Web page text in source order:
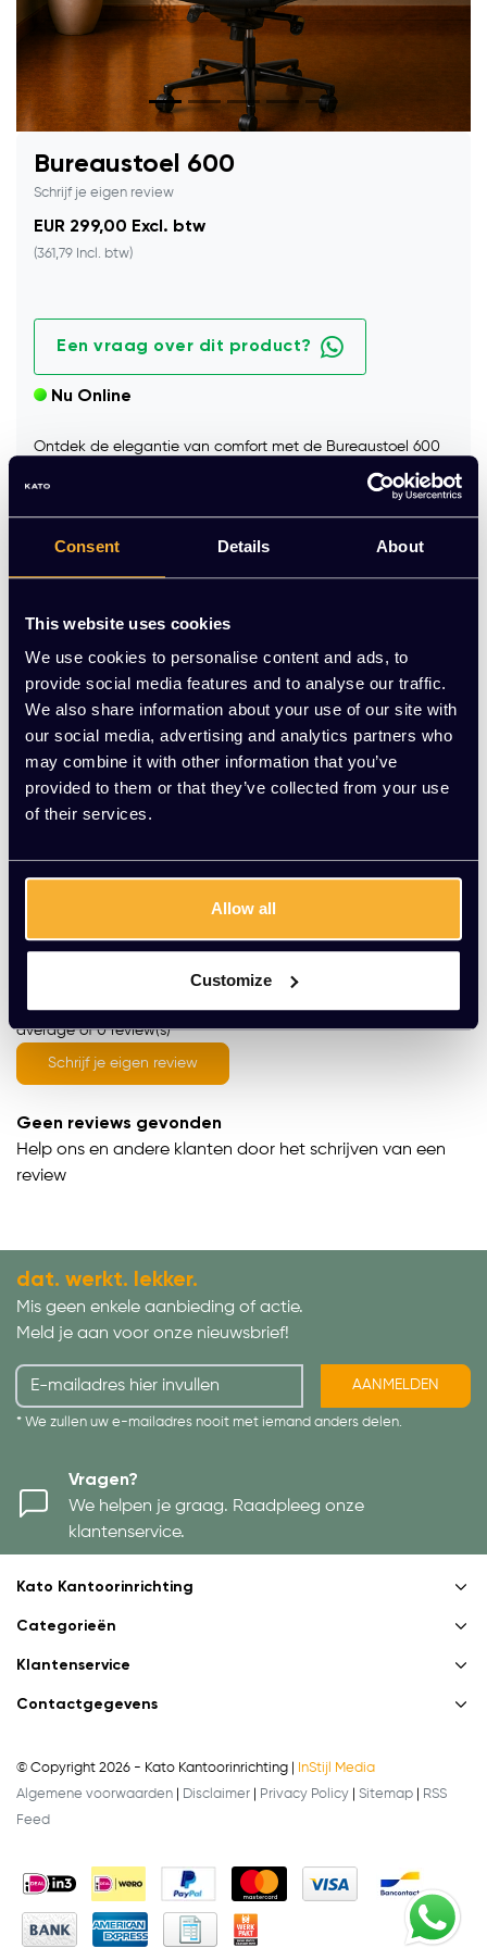
Consent Details About
This website uses cookies
We use cookies to personalise content and ads, to
provide social media features and to analyse our traffic.
We also share information about your use of our site with
our social media, advertising and analytics partners who
may combine it with other information that you’ve
provided to them or that they’ve collected from your use
of their services.
Allow all
Customize
Bureaustoel 600
Schrijf je eigen review
EUR 299,00 Excl. btw
(361,79 Incl. btw)
Een vraag over dit product?
Nu Online
Ontdek de elegantie van comfort met de Bureaustoel 600
in klassiek zwart kunstleder, die elegantie combineert met
functionaliteit. Deze stoel is speciaal ontworpen om jouw
werkruimte te transformeren in een oase van comfort en stijl.
Op voorraad
Vraag jouw persoonlijke aanbieding aan
Gratis montage
Meer dan 20 jaar ervaring
Wat onze klanten zeggen
average of 0 review(s)
Schrijf je eigen review
Geen reviews gevonden
Help ons en andere klanten door het schrijven van een
review
dat. werkt. lekker.
Mis geen enkele aanbieding of actie.
Meld je aan voor onze nieuwsbrief!
AANMELDEN
* We zullen uw e-mailadres nooit met iemand anders delen.
Vragen?
We helpen je graag. Raadpleeg onze
klantenservice.
Kato Kantoorinrichting
Categorieën
Klantenservice
Contactgegevens
© Copyright 2026 - Kato Kantoorinrichting |
InStijl Media
Algemene voorwaarden
Disclaimer Privacy Policy Sitemap
RSS
Feed